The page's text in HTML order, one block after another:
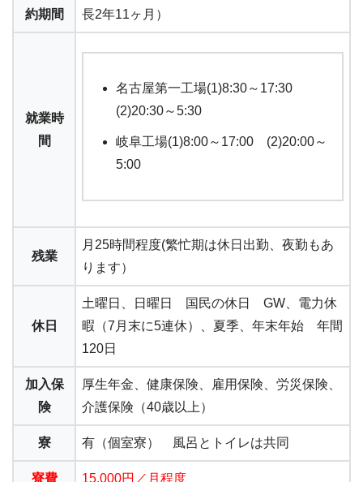
約期間
長2年11ヶ月）
就業時
間
名古屋第一工場(1)8:30～17:30
(2)20:30～5:30
岐阜工場(1)8:00～17:00 (2)20:00～
5:00
残業
月25時間程度(繁忙期は休日出勤、夜勤もあ
ります）
休日
土曜日、日曜日 国民の休日 GW、電力休
暇（7月末に5連休）、夏季、年末年始 年間
120日
加入保
険
厚生年金、健康保険、雇用保険、労災保険、
介護保険（40歳以上）
寮 有（個室寮） 風呂とトイレは共同
寮費 15,000円／月程度